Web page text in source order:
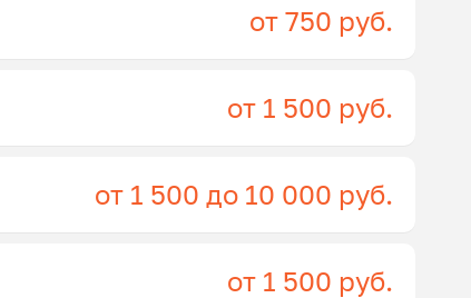
от 750 руб.
от 1 500 руб.
от 1 500 до 10 000 руб.
от 1 500 руб.